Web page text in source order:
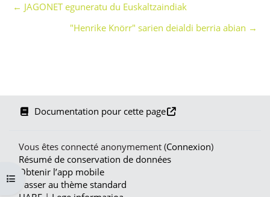
Ouvrir l’index du cours
← JAGONET eguneratu du Euskaltzaindiak
"Henrike Knörr" sarien deialdi berria abian →
Documentation pour cette page
Vous êtes connecté anonymement (Connexion)
Résumé de conservation de données
Obtenir l’app mobile
Passer au thème standard